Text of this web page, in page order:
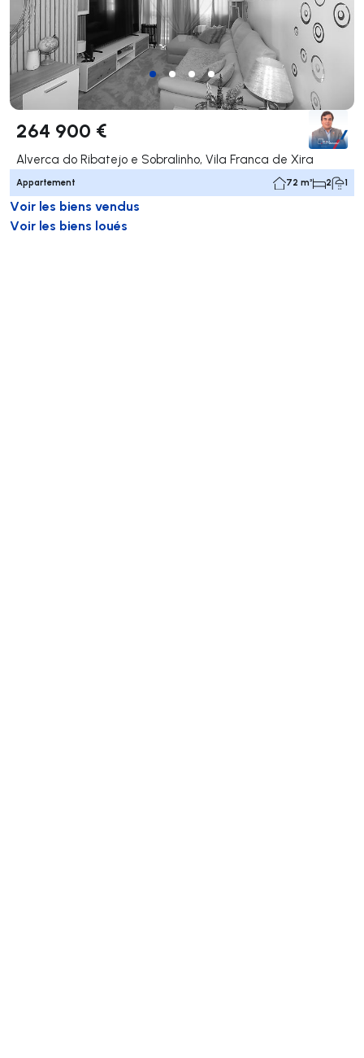
264 900 €
Alverca do Ribatejo e Sobralinho, Vila Franca de Xira
Appartement 72 m² 2 1
Voir les biens vendus
Voir les biens loués